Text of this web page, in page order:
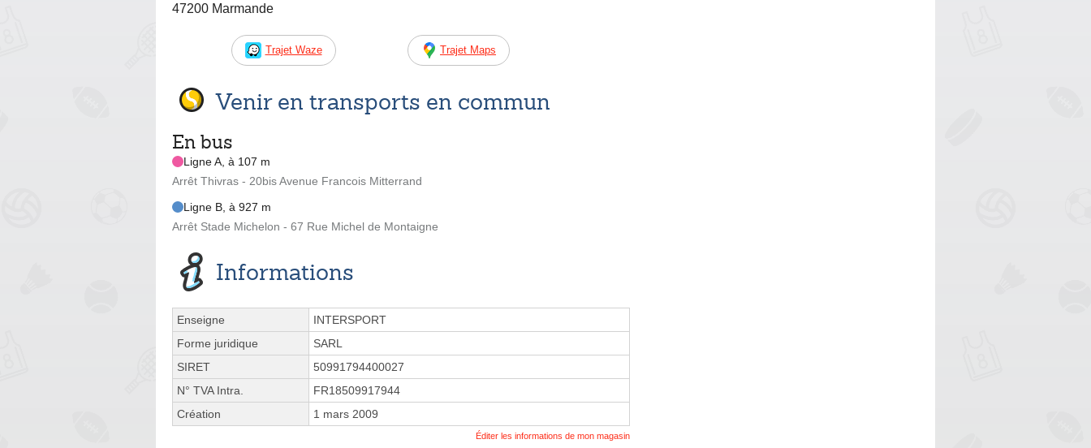
47200 Marmande
Trajet Waze Trajet Maps
Venir en transports en commun
En bus
Ligne A, à 107 m
Arrêt Thivras - 20bis Avenue Francois Mitterrand
Ligne B, à 927 m
Arrêt Stade Michelon - 67 Rue Michel de Montaigne
Informations
Enseigne
INTERSPORT
Forme juridique
SARL
SIRET
50991794400027
N° TVA Intra.
FR18509917944
Création
1 mars 2009
Éditer les informations de mon magasin